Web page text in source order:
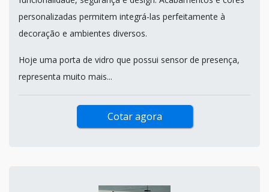
personalizadas permitem integrá-las perfeitamente à
decoração e ambientes diversos.
Hoje uma porta de vidro que possui sensor de presença,
representa muito mais...
Cotar agora